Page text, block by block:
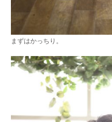
まずはかっちり。